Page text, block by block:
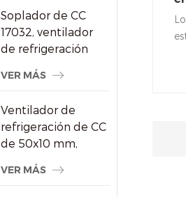
Soplador de CC
17032, ventilador
de refrigeración
con alta presión
VER MÁS
Ventilador de
refrigeración de CC
de 50x10 mm,
escobillas de alta
VER MÁS